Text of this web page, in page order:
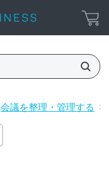
会議を整理・管理する >